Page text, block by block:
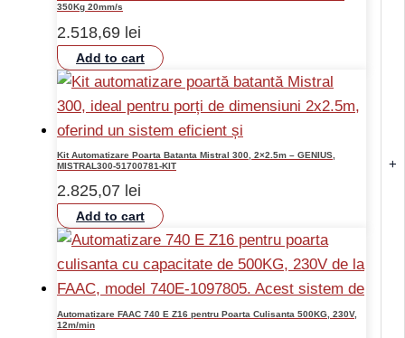
+
350Kg 20mm/s
2.518,69 lei
Add to cart
Kit Automatizare Poarta Batanta Mistral 300, 2×2.5m – GENIUS,
MISTRAL300-51700781-KIT
2.825,07 lei
Add to cart
Automatizare FAAC 740 E Z16 pentru Poarta Culisanta 500KG, 230V,
12m/min